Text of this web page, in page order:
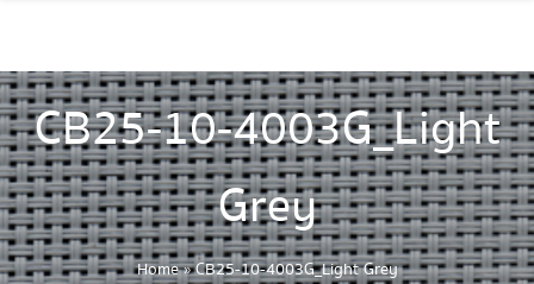
CB25-10-4003G_Light
Grey
Home»CB25-10-4003G_Light Grey